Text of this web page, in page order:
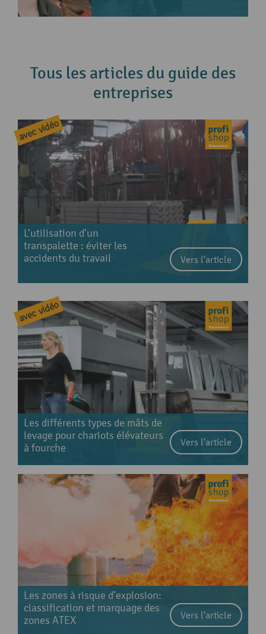
Tous les articles du guide des
entreprises
L’utilisation d’un
transpalette : éviter les
accidents du travail
Vers l'article
Les différents types de mâts de
levage pour chariots élévateurs
à fourche
Vers l'article
Les zones à risque d’explosion:
classification et marquage des
zones ATEX
Vers l'article